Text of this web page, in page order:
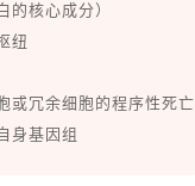
的核心成分）
纽
或冗余细胞的程序性死亡
身基因组